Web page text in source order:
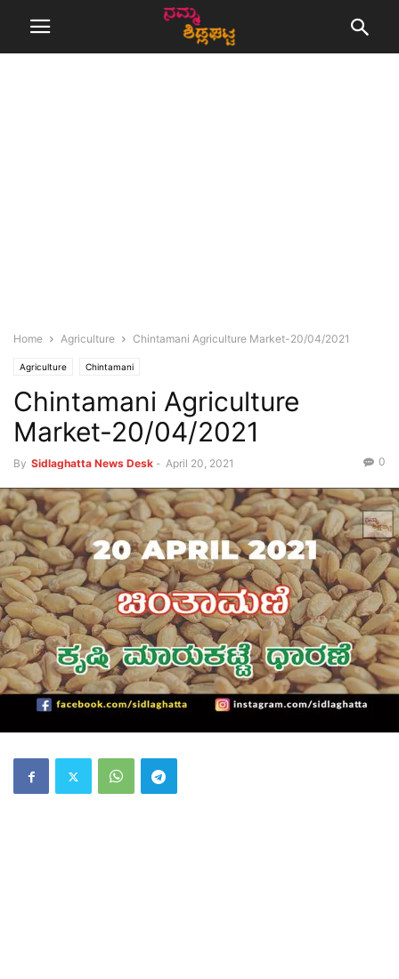
Home Agriculture Chintamani Agriculture Market-20/04/2021
Agriculture Chintamani
Chintamani Agriculture
Market-20/04/2021
By Sidlaghatta News Desk - April 20, 2021 0